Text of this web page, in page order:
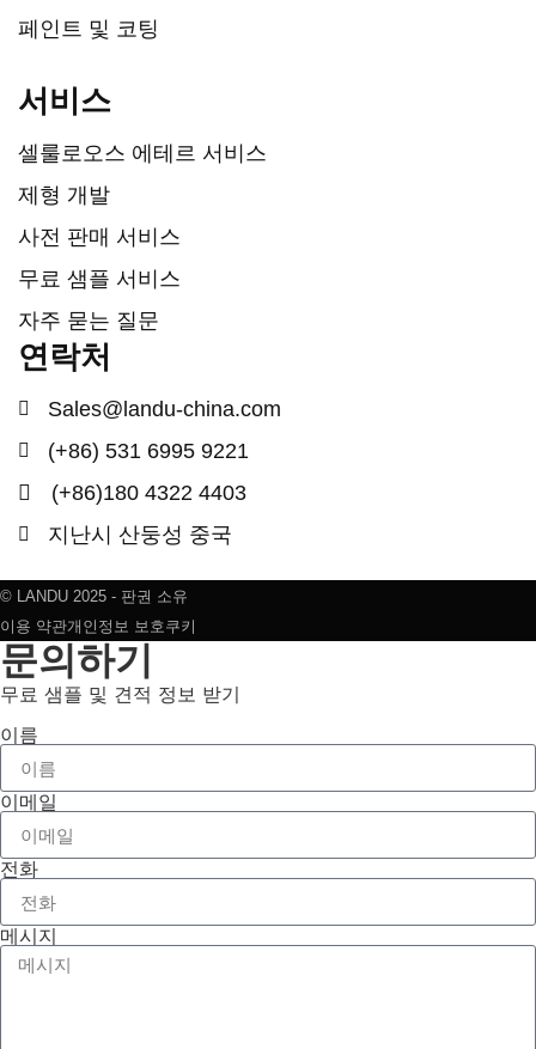
페인트 및 코팅
서비스
셀룰로오스 에테르 서비스
제형 개발
사전 판매 서비스
무료 샘플 서비스
자주 묻는 질문
연락처
Sales@landu-china.com
(+86) 531 6995 9221
(+86)180 4322 4403
지난시 산둥성 중국
© LANDU 2025 - 판권 소유
이용 약관개인정보 보호쿠키
문의하기
무료 샘플 및 견적 정보 받기
이름
이메일
전화
메시지